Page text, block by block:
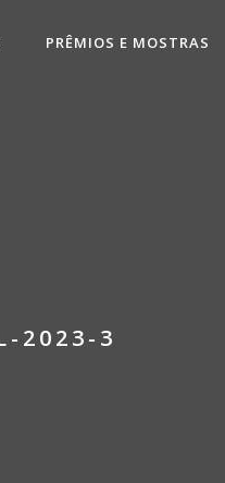
PRÊMIOS E MOSTRAS
2023-3